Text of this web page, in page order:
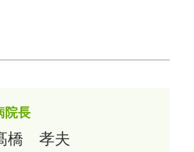
院長
橋 孝夫